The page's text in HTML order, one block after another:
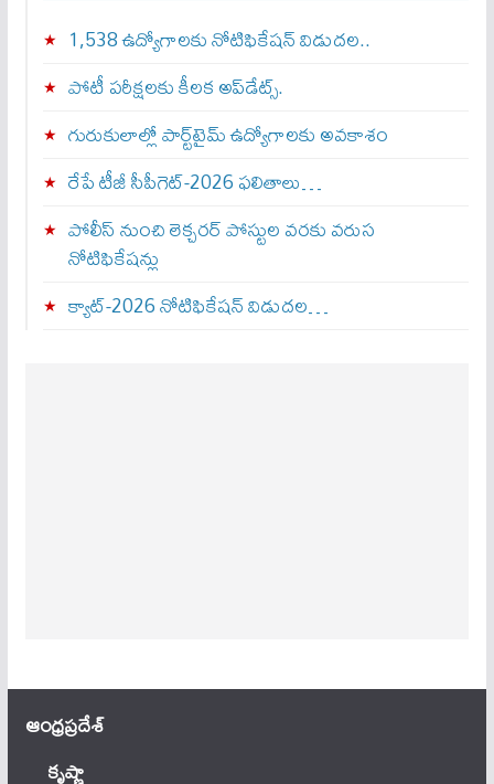
1,538 ఉద్యోగాలకు నోటిఫికేషన్ విడుదల..
పోటీ పరీక్షలకు కీలక అప్‌డేట్స్.
గురుకులాల్లో పార్ట్‌టైమ్ ఉద్యోగాలకు అవకాశం
రేపే టీజీ సీపీగెట్‌-2026 ఫలితాలు…
పోలీస్ నుంచి లెక్చరర్ పోస్టుల వరకు వరుస
నోటిఫికేషన్లు
క్యాట్-2026 నోటిఫికేషన్ విడుదల…
ఆంధ్ర‌ప్ర‌దేశ్
కృష్ణా